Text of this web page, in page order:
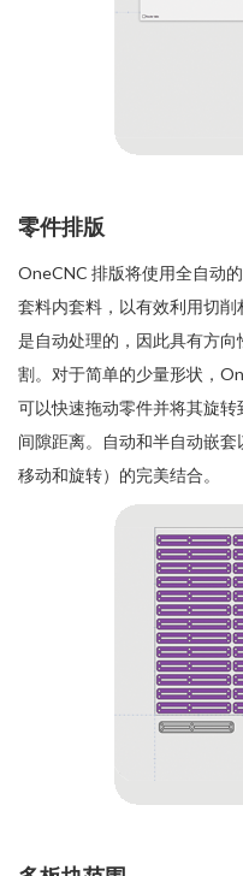
零件排版
OneCNC 排版将使用全自动
套料内套料，以有效利用切
是自动处理的，因此具有方
割。对于简单的少量形状，
可以快速拖动零件并将其旋
间隙距离。自动和半自动嵌套
移动和旋转）的完美结合。